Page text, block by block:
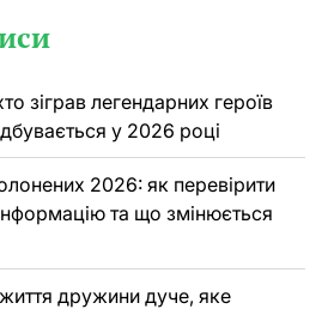
зіграв легендарних героїв
у 2026 році
2026: як перевірити
та що змінюється
дружини дуче, яке